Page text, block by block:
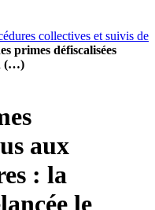
collectives et suivis de
primes défiscalisées
(…)
aux
: la
le